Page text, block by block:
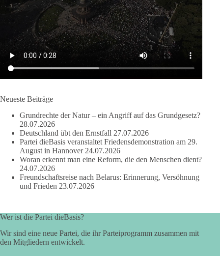
Boden, und Luft, in globale Kontrollsysteme zu überführen,
und fordert, dass Wasser und Nahrung demokratisch und lokal
bleiben, statt in die Kontrolle von Lobby-Organisationen oder
Investoren zu geraten.
Quelle:https://www.youtube.com/watch?v=1bw0gjFxu_w
#dieBasis #Wasserverbot #Propaganda #WEF
219 7 55
DieBasis
1 Tag zuvor
Wusstest du, dass Kooperation in Sachfragen etwas anderes ist
als eine feste Koalition?
Regierungsverantwortung, feste Vereinbarungen und
dauerhafte Bindungen. Kooperation in Sachfragen bedeutet
dagegen: Ein Vorschlag wird einzeln geprüft.
Neueste Beiträge
Grundrechte der Natur – ein Angriff auf das Grundgesetz?
28.07.2026
Deutschland übt den Ernstfall 27.07.2026
Partei dieBasis veranstaltet Friedensdemonstration am 29.
August in Hannover 24.07.2026
Woran erkennt man eine Reform, die den Menschen dient?
24.07.2026
Freundschaftsreise nach Belarus: Erinnerung, Versöhnung
und Frieden 23.07.2026
Wer ist die Partei dieBasis?
Wir sind eine neue Partei, die ihr Parteiprogramm zusammen mit
den Mitgliedern entwickelt.